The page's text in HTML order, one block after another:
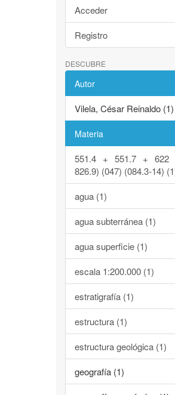
Acceder
Registro
DESCUBRE
Autor
Vilela, César Reinaldo (1)
Materia
551.4 + 551.7 + 622
826.9) (047) (084.3-14)
agua (1)
agua subterránea (1)
agua superficie (1)
escala 1:200.000 (1)
estratigrafía (1)
estructura (1)
estructura geológica (1)
geografía (1)